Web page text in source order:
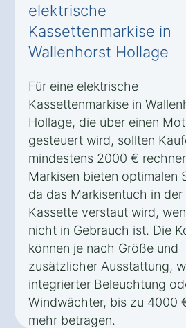
elektrische
Kassettenmarkise in
Wallenhorst Hollage
Für eine elektrische
Kassettenmarkise in
Hollage, die über einen
gesteuert wird, sollten
mindestens 2000 €
Markisen bieten optimalen
da das Markisentuch in der
Kassette verstaut wird,
nicht in Gebrauch ist. Die
können je nach Größe und
zusätzlicher Ausstattung,
integrierter Beleuchtung
Windwächter, bis zu 4000
mehr betragen.